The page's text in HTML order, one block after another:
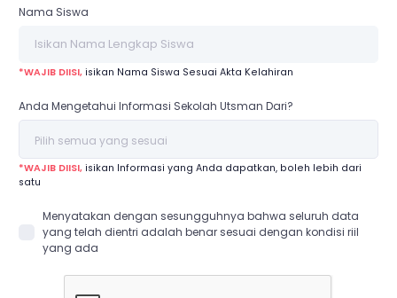
Nama Siswa
*WAJIB DIISI, isikan Nama Siswa Sesuai Akta Kelahiran
Anda Mengetahui Informasi Sekolah Utsman Dari?
*WAJIB DIISI, isikan Informasi yang Anda dapatkan, boleh lebih dari
satu
Menyatakan dengan sesungguhnya bahwa seluruh data
yang telah dientri adalah benar sesuai dengan kondisi riil
yang ada